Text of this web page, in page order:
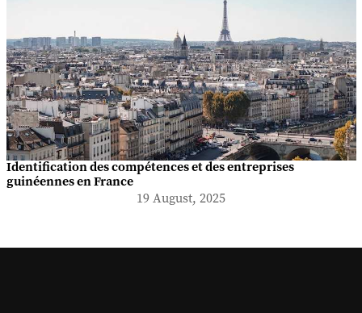
Identification des compétences et des entreprises
guinéennes en France
19 August, 2025